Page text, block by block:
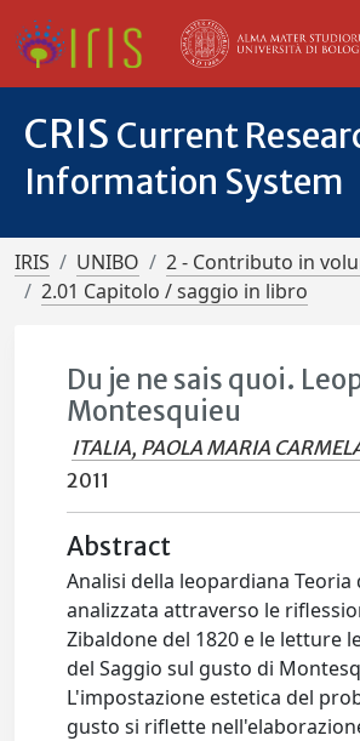
CRIS Current
Information System
IRIS UNIBO
2 - Contributo in
2.01 Capitolo / saggio in libro
Du je ne sais quoi.
Montesquieu
ITALIA, PAOLA MARIA
2011
Abstract
Analisi della leopardiana Teoria
analizzata attraverso le
Zibaldone del 1820 e le letture
del Saggio sul gusto di
L'impostazione estetica del
gusto si riflette